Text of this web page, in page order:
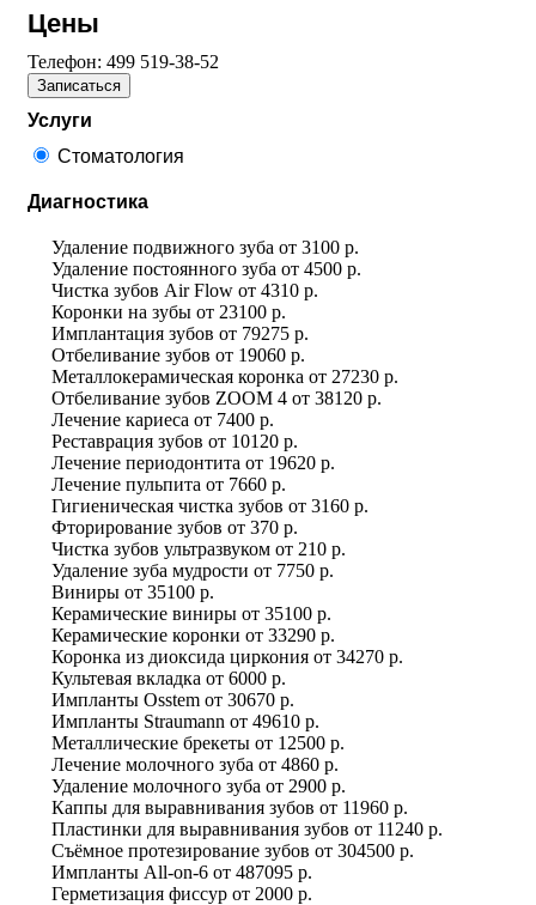
Цены
Телефон: 499 519-38-52
Записаться
Услуги
Стоматология
Диагностика
Удаление подвижного зуба от 3100 р.
Удаление постоянного зуба от 4500 р.
Чистка зубов Air Flow от 4310 р.
Коронки на зубы от 23100 р.
Имплантация зубов от 79275 р.
Отбеливание зубов от 19060 р.
Металлокерамическая коронка от 27230 р.
Отбеливание зубов ZOOM 4 от 38120 р.
Лечение кариеса от 7400 р.
Реставрация зубов от 10120 р.
Лечение периодонтита от 19620 р.
Лечение пульпита от 7660 р.
Гигиеническая чистка зубов от 3160 р.
Фторирование зубов от 370 р.
Чистка зубов ультразвуком от 210 р.
Удаление зуба мудрости от 7750 р.
Виниры от 35100 р.
Керамические виниры от 35100 р.
Керамические коронки от 33290 р.
Коронка из диоксида циркония от 34270 р.
Культевая вкладка от 6000 р.
Импланты Osstem от 30670 р.
Импланты Straumann от 49610 р.
Металлические брекеты от 12500 р.
Лечение молочного зуба от 4860 р.
Удаление молочного зуба от 2900 р.
Каппы для выравнивания зубов от 11960 р.
Пластинки для выравнивания зубов от 11240 р.
Съёмное протезирование зубов от 304500 р.
Импланты All-on-6 от 487095 р.
Герметизация фиссур от 2000 р.